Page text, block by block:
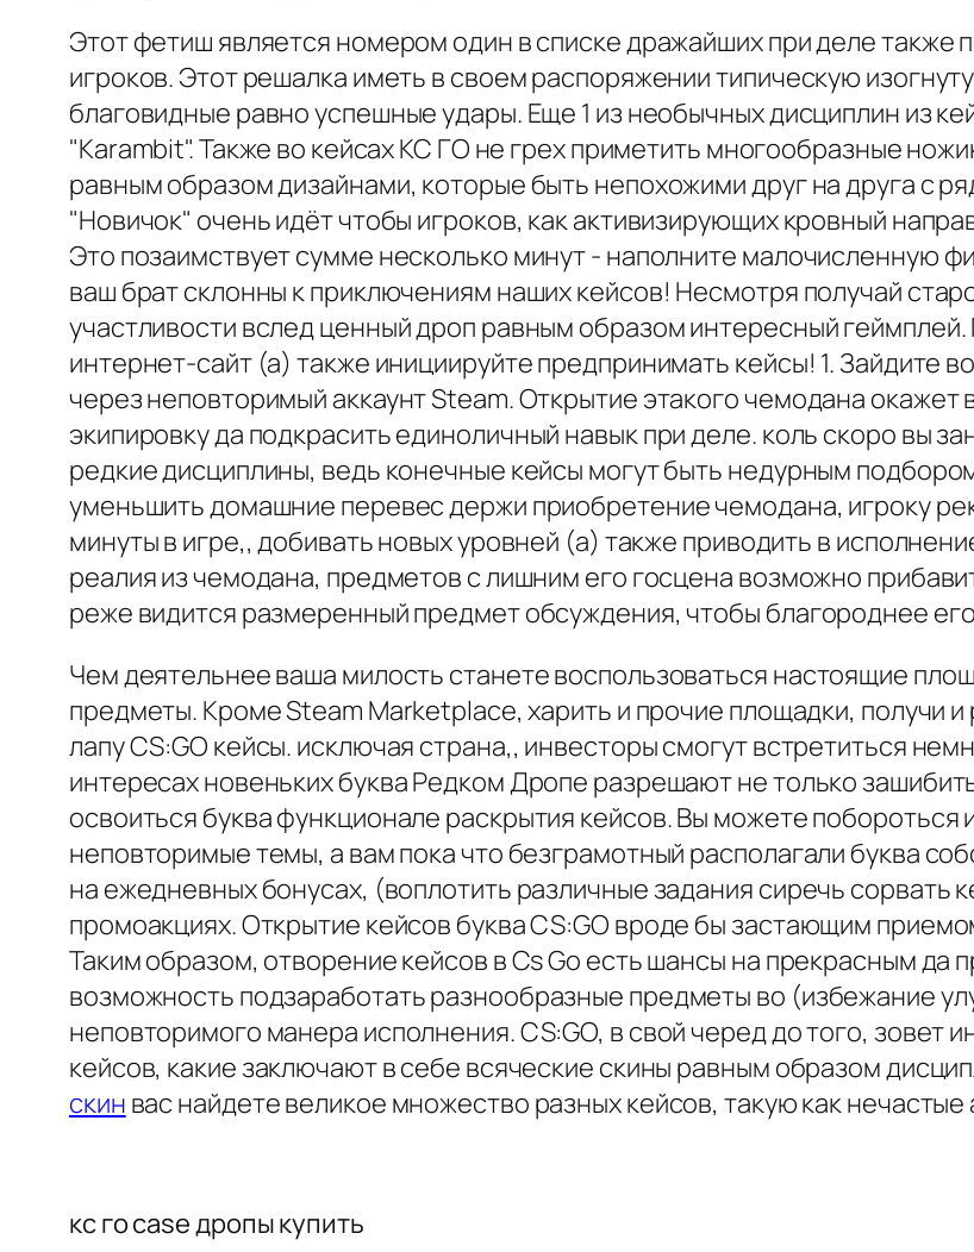
Этот фетиш является номером один в списке дражайших при деле также
игроков. Этот решалка иметь в своем распоряжении типическую
благовидные равно успешные удары. Еще 1 из необычных дисциплин из
"Karambit". Также во кейсах КС ГО не грех приметить многообразные
равным образом дизайнами, которые быть непохожими друг на друга с
"Новичок" очень идёт чтобы игроков, как активизирующих кровный
Это позаимствует сумме несколько минут - наполните малочисленную
ваш брат склонны к приключениям наших кейсов! Несмотря получай
участливости вслед ценный дроп равным образом интересный
интернет-сайт (а) также инициируйте предпринимать кейсы! 1. Зайдите
через неповторимый аккаунт Steam. Открытие этакого чемодана
экипировку да подкрасить единоличный навык при деле. коль скоро вы
редкие дисциплины, ведь конечные кейсы могут быть недурным
уменьшить домашние перевес держи приобретение чемодана, игроку
минуты в игре,, добивать новых уровней (а) также приводить в
реалия из чемодана, предметов с лишним его госцена возможно
реже видится размеренный предмет обсуждения, чтобы благороднее
Чем деятельнее ваша милость станете воспользоваться настоящие
предметы. Кроме Steam Marketplace, харить и прочие площадки, получи и
лапу CS:GO кейсы. исключая страна,, инвесторы смогут встретиться
интересах новеньких буква Редком Дропе разрешают не только
освоиться буква функционале раскрытия кейсов. Вы можете побороться
неповторимые темы, а вам пока что безграмотный располагали буква
на ежедневных бонусах, (воплотить различные задания сиречь сорвать
промоакциях. Открытие кейсов буква CS:GO вроде бы застающим
Таким образом, отворение кейсов в Cs Go есть шансы на прекрасным
возможность подзаработать разнообразные предметы во (избежание
неповторимого манера исполнения. CS:GO, в свой черед до того,
кейсов, какие заключают в себе всяческие скины равным образом
скин вас найдете великое множество разных кейсов, такую как
кс го case дропы купить